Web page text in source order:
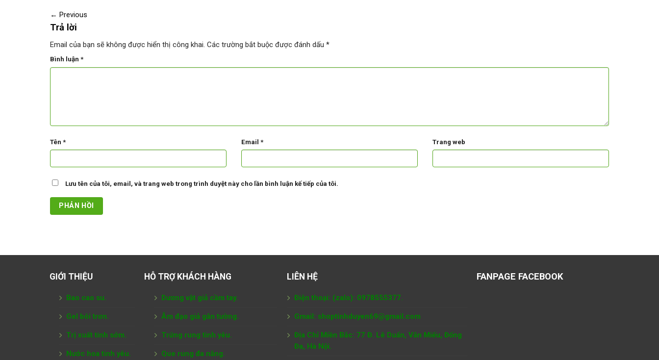
← Previous
Trả lời
Email của bạn sẽ không được hiển thị công khai. Các trường bắt buộc được đánh dấu *
Bình luận *
Tên * Email * Trang web
Lưu tên của tôi, email, và trang web trong trình duyệt này cho lần bình luận kế tiếp của tôi.
GIỚI THIỆU
Bao cao su.
Gel bôi trơn.
Trị xuất tinh sớm.
Nước hoa tình yêu.
HỖ TRỢ KHÁCH HÀNG
Dương vật giả cầm tay.
Âm đạo giả gắn tường.
Trứng rung tình yêu.
Que rung đa năng.
LIÊN HỆ
Điện thoại: (zalo): 0978555377.
Gmail: shoptinhduyen69@gmail.com
Địa Chỉ Miền Bắc: 77 Đ. Lê Duẩn, Văn Miếu, Đống
Đa, Hà Nội.
FANPAGE FACEBOOK